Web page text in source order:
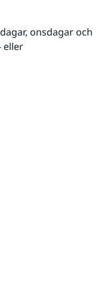
onsdagar och
eller